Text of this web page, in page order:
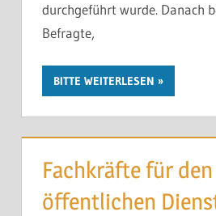
durchgeführt wurde. Danach
Befragte,
BITTE WEITERLESEN
Fachkräfte für den
öffentlichen